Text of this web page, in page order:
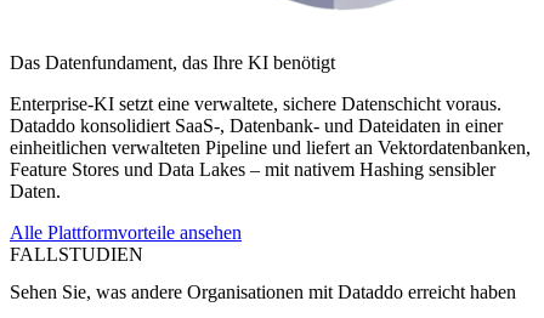
Das Datenfundament, das Ihre KI benötigt
Enterprise-KI setzt eine verwaltete, sichere Datenschicht voraus.
Dataddo konsolidiert SaaS-, Datenbank- und Dateidaten in einer
einheitlichen verwalteten Pipeline und liefert an Vektordatenbanken,
Feature Stores und Data Lakes – mit nativem Hashing sensibler
Daten.
Alle Plattformvorteile ansehen
FALLSTUDIEN
Sehen Sie, was andere Organisationen mit Dataddo erreicht haben